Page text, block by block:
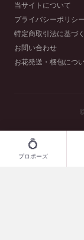
💍
プロポーズ
当サイトについて
プライバシーポリシー
特定商取引法に基づ
お問い合わせ
お花発送・梱包につ